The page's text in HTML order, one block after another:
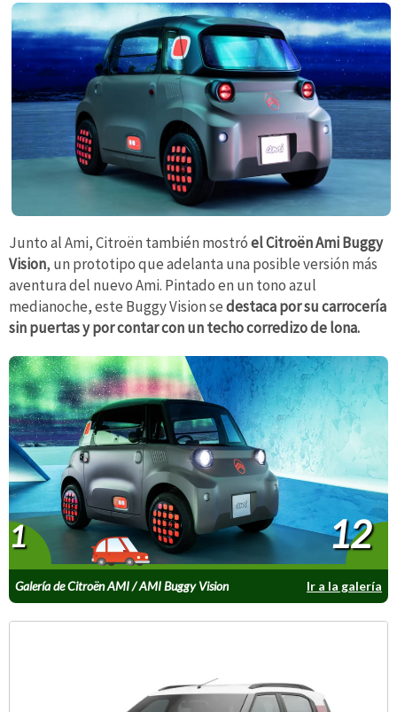
Junto al Ami, Citroën también mostróel Citroën Ami Buggy
Vision, un prototipo que adelanta una posible versión más
aventura del nuevo Ami. Pintado en un tono azul
medianoche, este Buggy Vision sedestaca por su carrocería
sin puertas y por contar con un techo corredizo de lona.
Galería de Citroën AMI / AMI Buggy Vision Ir a la galería
1 12